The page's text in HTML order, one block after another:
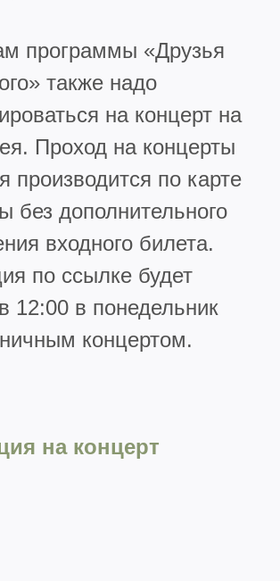
программы «Друзья
также надо
на концерт на
Проход на концерты
производится по карте
без дополнительного
входного билета.
по ссылке будет
12:00 в понедельник
концертом.
на концерт